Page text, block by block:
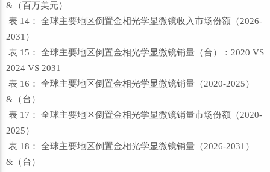
&（百万美元）
表 14： 全球主要地区倒置金相光学显微镜收入市场份额（2026-
2031）
表 15： 全球主要地区倒置金相光学显微镜销量（台）：2020 VS
2024 VS 2031
表 16： 全球主要地区倒置金相光学显微镜销量（2020-2025）
&（台）
表 17： 全球主要地区倒置金相光学显微镜销量市场份额（2020-
2025）
表 18： 全球主要地区倒置金相光学显微镜销量（2026-2031）
&（台）